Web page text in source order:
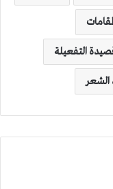
التفعيلة
الشعر